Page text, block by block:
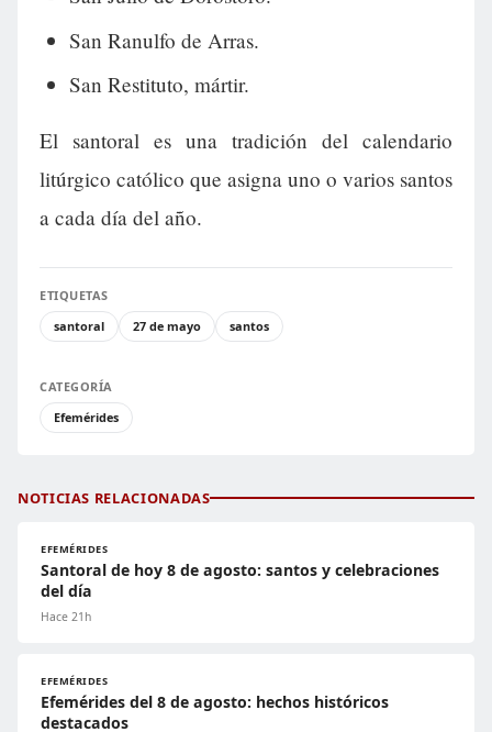
San Ranulfo de Arras.
San Restituto, mártir.
El santoral es una tradición del calendario
litúrgico católico que asigna uno o varios santos
a cada día del año.
ETIQUETAS
santoral
27 de mayo santos
CATEGORÍA
Efemérides
NOTICIAS RELACIONADAS
EFEMÉRIDES
Santoral de hoy 8 de agosto: santos y celebraciones
del día
Hace 21h
EFEMÉRIDES
Efemérides del 8 de agosto: hechos históricos
destacados